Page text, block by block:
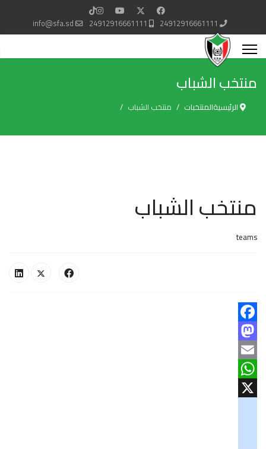
24912916661111
24912916661111
info@sfa.sd
منتخب الشباب
الرئيسيةالمنتخبات منتخب الشباب
منتخب الشباب
teams
Facebook
Mastodon
Email
WhatsApp